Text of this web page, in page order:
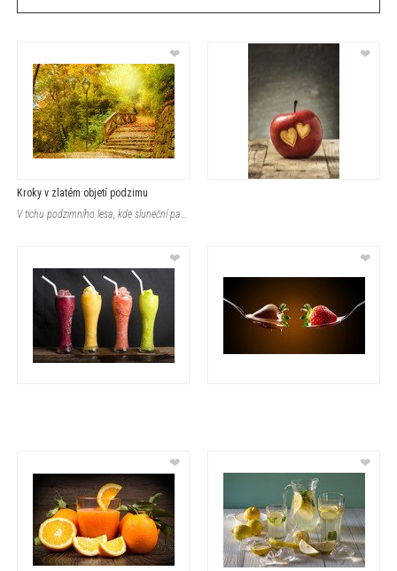
❤
Kroky v zlatém objetí podzimu
V tichu podzimního lesa, kde sluneční paprsky jemně hladí kamenné schody l
❤
❤ ❤
❤ ❤